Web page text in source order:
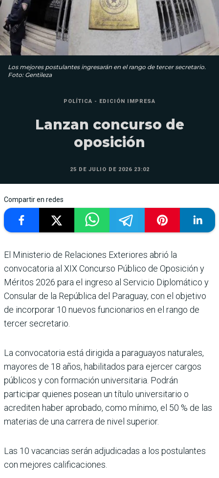
Los mejores postulantes ingresarán en el rango de tercer secretario.
Foto: Gentileza
POLÍTICA - EDICIÓN IMPRESA
Lanzan concurso de
oposición
25 DE JULIO DE 2026 23:02
Compartir en redes
El Ministerio de Relaciones Exteriores abrió la
convocatoria al XIX Concurso Público de Oposición y
Méritos 2026 para el ingreso al Servicio Diplomático y
Consular de la República del Paraguay, con el objetivo
de incorporar 10 nuevos funcionarios en el rango de
tercer secretario.
La convocatoria está dirigida a paraguayos naturales,
mayores de 18 años, habilitados para ejercer cargos
públicos y con formación universitaria. Podrán
participar quienes posean un título universitario o
acrediten haber aprobado, como mínimo, el 50 % de las
materias de una carrera de nivel superior.
Las 10 vacancias serán adjudicadas a los postulantes
con mejores calificaciones.